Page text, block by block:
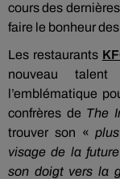
cours des
faire le bonheur
Les restaurants
nouveau
l’emblématique
confrères de The
trouver son «
visage de la
son doigt vers la